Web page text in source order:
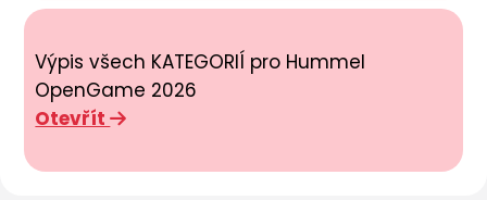
Výpis všech KATEGORIÍ pro Hummel
OpenGame 2026
Otevřít